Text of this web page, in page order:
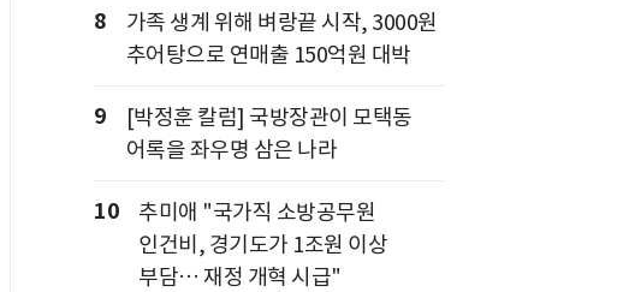
8
가족 생계 위해 벼랑끝 시작, 3000원
추어탕으로 연매출 150억원 대박
9
[박정훈 칼럼] 국방장관이 모택동
어록을 좌우명 삼은 나라
10
추미애 "국가직 소방공무원
인건비, 경기도가 1조원 이상
부담… 재정 개혁 시급"